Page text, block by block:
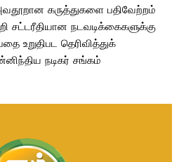
கருத்துகளை பதிவேற்றம்
நடவடிக்கைகளுக்கு
உறுதிபட தெரிவித்துக்
நடிகர் சங்கம்